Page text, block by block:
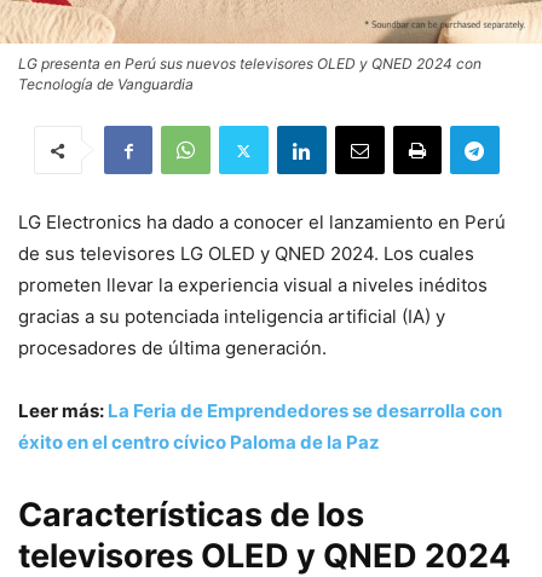
LG presenta en Perú sus nuevos televisores OLED y QNED 2024 con
Tecnología de Vanguardia
LG Electronics ha dado a conocer el lanzamiento en Perú
de sus televisores LG OLED y QNED 2024. Los cuales
prometen llevar la experiencia visual a niveles inéditos
gracias a su potenciada inteligencia artificial (IA) y
procesadores de última generación.
Leer más: La Feria de Emprendedores se desarrolla con
éxito en el centro cívico Paloma de la Paz
Características de los
televisores OLED y QNED 2024